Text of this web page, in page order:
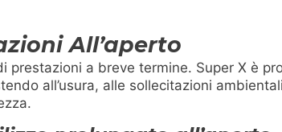
All’aperto
prestazioni a breve termine. Super X è
all’usura, alle sollecitazioni